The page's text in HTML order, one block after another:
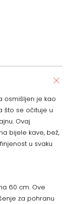
osmišljen je kao
što se očituje u
Ovaj
bijele kave, bež,
u svaku
60 cm. Ove
za pohranu